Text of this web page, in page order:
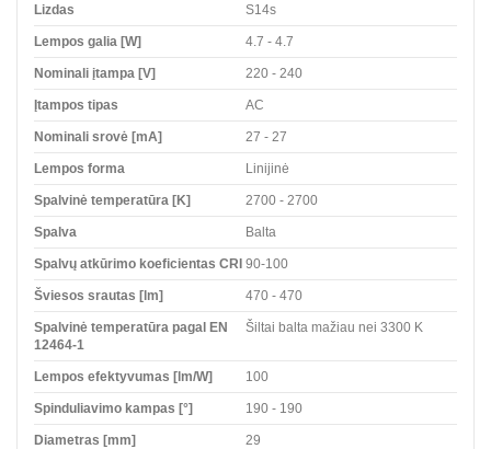
Lizdas S14s
Lempos galia [W] 4.7 - 4.7
Nominali įtampa [V] 220 - 240
Įtampos tipas AC
Nominali srovė [mA] 27 - 27
Lempos forma Linijinė
Spalvinė temperatūra [K] 2700 - 2700
Spalva Balta
Spalvų atkūrimo koeficientas CRI 90-100
Šviesos srautas [lm] 470 - 470
Spalvinė temperatūra pagal EN
12464-1
Šiltai balta mažiau nei 3300 K
Lempos efektyvumas [lm/W] 100
Spinduliavimo kampas [°] 190 - 190
Diametras [mm] 29